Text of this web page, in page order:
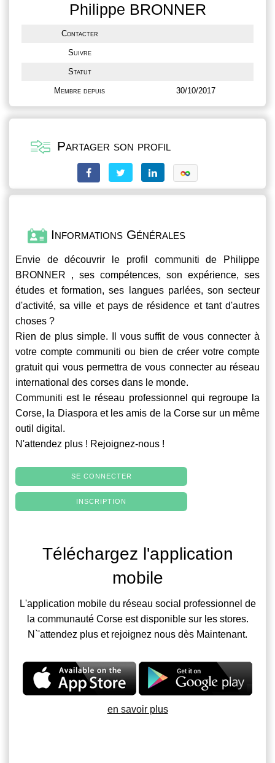
Philippe BRONNER
Contacter
Suivre
Statut
Membre depuis 30/10/2017
Partager son profil
Informations Générales
Envie de découvrir le profil communiti de Philippe
BRONNER , ses compétences, son expérience, ses
études et formation, ses langues parlées, son secteur
d'activité, sa ville et pays de résidence et tant d'autres
choses ?
Rien de plus simple. Il vous suffit de vous connecter à
votre compte communiti ou bien de créer votre compte
gratuit qui vous permettra de vous connecter au réseau
international des corses dans le monde.
Communiti est le réseau professionnel qui regroupe la
Corse, la Diaspora et les amis de la Corse sur un même
outil digital.
N'attendez plus ! Rejoignez-nous !
SE CONNECTER
INSCRIPTION
Téléchargez l'application
mobile
L'application mobile du réseau social professionnel de
la communauté Corse est disponible sur les stores.
N`'attendez plus et rejoignez nous dès Maintenant.
en savoir plus